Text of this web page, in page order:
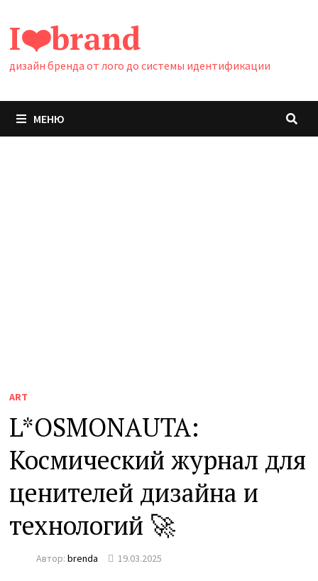
содержимому
I❤️brand
дизайн бренда от лого до системы идентификации
МЕНЮ
ART
L*OSMONAUTA:
Космический журнал для
ценителей дизайна и
технологий 🚀
Автор:brenda 19.03.2025